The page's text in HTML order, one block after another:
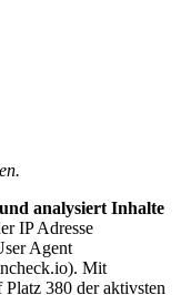
analysiert Inhalte
IP Adresse
Agent
Mit
380 der aktivsten